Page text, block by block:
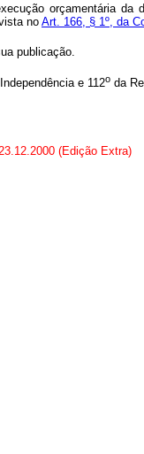
orçamentária da
no Art. 166, § 1º, da
publicação.
e 112o da
(Edição Extra)